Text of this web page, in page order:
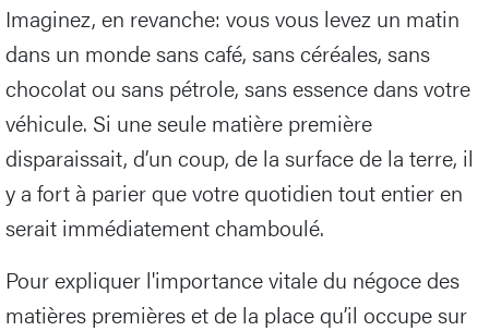
Imaginez, en revanche: vous vous levez un matin
dans un monde sans café, sans céréales, sans
chocolat ou sans pétrole, sans essence dans votre
véhicule. Si une seule matière première
disparaissait, d’un coup, de la surface de la terre, il
y a fort à parier que votre quotidien tout entier en
serait immédiatement chamboulé.
Pour expliquer l'importance vitale du négoce des
matières premières et de la place qu’il occupe sur